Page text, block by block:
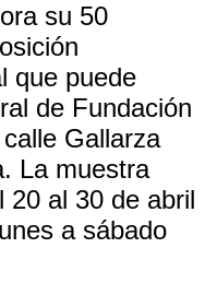
su 50
que puede
de Fundación
Gallarza
La muestra
20 al 30 de abril
a sábado